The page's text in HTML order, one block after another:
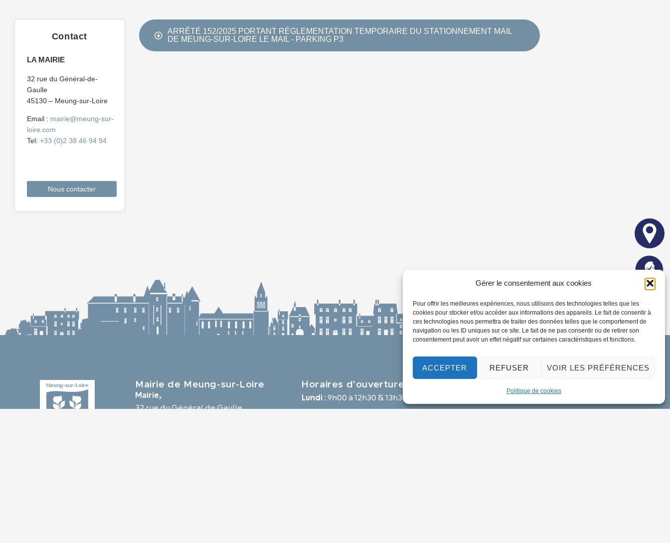
Gérer le consentement aux cookies
Pour offrir les meilleures expériences, nous utilisons des technologies telles que les
cookies pour stocker et/ou accéder aux informations des appareils. Le fait de consentir à
ces technologies nous permettra de traiter des données telles que le comportement de
navigation ou les ID uniques sur ce site. Le fait de ne pas consentir ou de retirer son
consentement peut avoir un effet négatif sur certaines caractéristiques et fonctions.
ACCEPTER REFUSER VOIR LES PRÉFÉRENCES
Politique de cookies
Contact
LA MAIRIE
32 rue du Général-de-
Gaulle
45130 – Meung-sur-Loire
Email : mairie@meung-sur-
loire.com
Tel:+33 (0)2 38 46 94 94
Nous contacter
ARRÊTÉ 152/2025 PORTANT RÉGLEMENTATION TEMPORAIRE DU STATIONNEMENT MAIL
DE MEUNG-SUR-LOIRE LE MAIL - PARKING P3
Mairie de Meung-sur-Loire
Mairie,
32 rue du Général de Gaulle,
Horaires d'ouverture
Lundi :9h00 à 12h30 & 13h30 à 18h00